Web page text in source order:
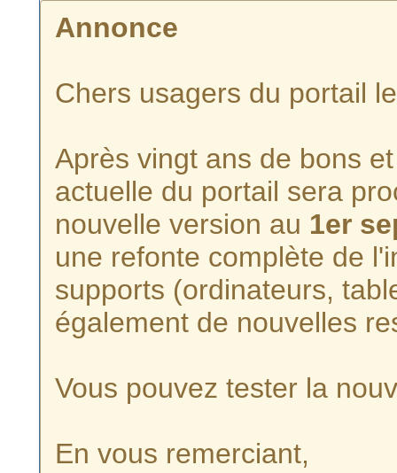
Annonce
Chers usagers du portail
Après vingt ans de bons
actuelle du portail sera
nouvelle version au 1er
une refonte complète de
supports (ordinateurs,
également de nouvelles
Vous pouvez tester la
En vous remerciant,